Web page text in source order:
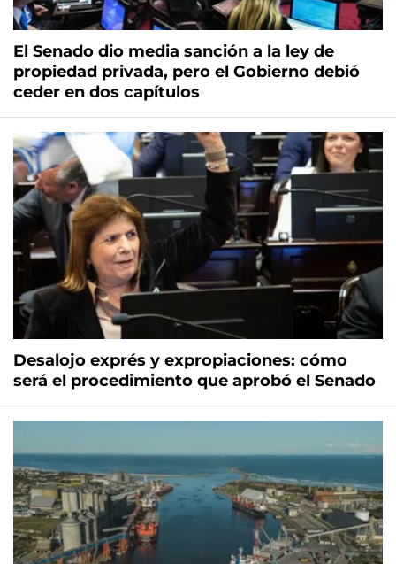
El Senado dio media sanción a la ley de
propiedad privada, pero el Gobierno debió
ceder en dos capítulos
Desalojo exprés y expropiaciones: cómo
será el procedimiento que aprobó el Senado